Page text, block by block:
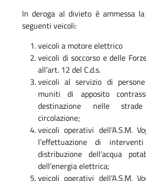
In deroga al divieto è ammessa
seguenti veicoli:
veicoli a motore elettrico
veicoli di soccorso e delle
all’art. 12 del C.d.s.
veicoli al servizio di
muniti di apposito
destinazione nelle
circolazione;
veicoli operativi dell’A.S.M.
l’effettuazione di
distribuzione dell’acqua
dell’energia elettrica;
veicoli operativi dell’A.S.M.